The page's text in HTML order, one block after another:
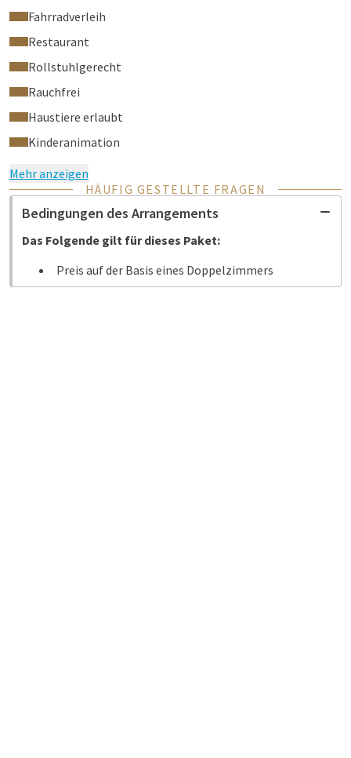
Fahrradverleih
Restaurant
Rollstuhlgerecht
Rauchfrei
Haustiere erlaubt
Kinderanimation
Mehr anzeigen
HÄUFIG GESTELLTE FRAGEN
Bedingungen des Arrangements
Das Folgende gilt für dieses Paket:
Preis auf der Basis eines Doppelzimmers